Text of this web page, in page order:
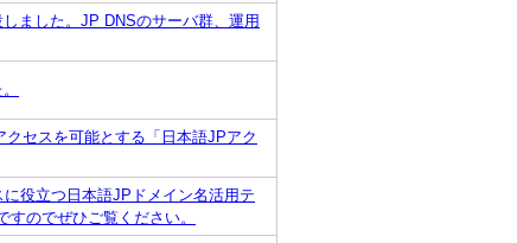
ました。JP DNSのサーバ群、運用
セスを可能とする「日本語JPアク
役立つ日本語JPドメイン名活用テ
のでぜひご覧ください。